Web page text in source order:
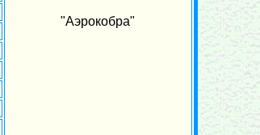
"Аэрокобра"